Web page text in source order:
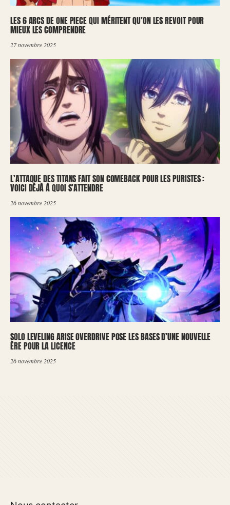
LES 6 ARCS DE ONE PIECE QUI MÉRITENT QU’ON LES REVOIT POUR
MIEUX LES COMPRENDRE
27 novembre 2025
L’ATTAQUE DES TITANS FAIT SON COMEBACK POUR LES PURISTES :
VOICI DÉJÀ À QUOI S’ATTENDRE
26 novembre 2025
SOLO LEVELING ARISE OVERDRIVE POSE LES BASES D’UNE NOUVELLE
ÈRE POUR LA LICENCE
26 novembre 2025